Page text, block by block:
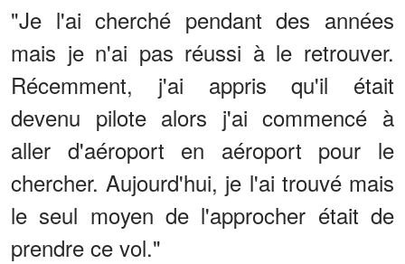
"Je l'ai cherché pendant des années
mais je n'ai pas réussi à le retrouver.
Récemment, j'ai appris qu'il était
devenu pilote alors j'ai commencé à
aller d'aéroport en aéroport pour le
chercher. Aujourd'hui, je l'ai trouvé mais
le seul moyen de l'approcher était de
prendre ce vol."